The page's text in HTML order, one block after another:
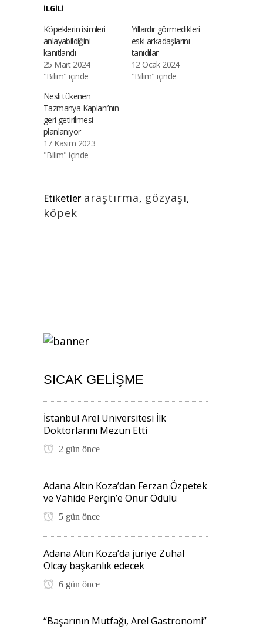
İLGILI
Köpeklerin isimleri
anlayabildiğini
kanıtlandı
25 Mart 2024
"Bilim" içinde
Yıllardır görmedikleri
eski arkadaşlarını
tanıdılar
12 Ocak 2024
"Bilim" içinde
Nesli tükenen
Tazmanya Kaplanı’nın
geri getirilmesi
planlanıyor
17 Kasım 2023
"Bilim" içinde
Etiketler araştırma, gözyaşı,
köpek
SICAK GELIŞME
İstanbul Arel Üniversitesi İlk
Doktorlarını Mezun Etti
2 gün önce
Adana Altın Koza’dan Ferzan Özpetek
ve Vahide Perçin’e Onur Ödülü
5 gün önce
Adana Altın Koza’da jüriye Zuhal
Olcay başkanlık edecek
6 gün önce
“Başarının Mutfağı, Arel Gastronomi”